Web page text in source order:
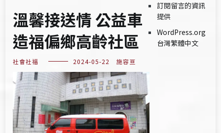
溫馨接送情 公益車
造福偏鄉高齡社區
社會社福 2024-05-22 施容亘
訂閱留言的資訊
提供
WordPress.org
台灣繁體中文